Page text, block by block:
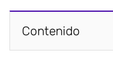
Contenido